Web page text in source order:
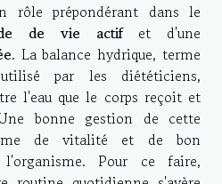
rôle prépondérant dans le
de vie actifet d'une
. La balance hydrique, terme
par les diététiciens,
l'eau que le corps reçoit et
bonne gestion de cette
de vitalité et de bon
Pour ce faire,